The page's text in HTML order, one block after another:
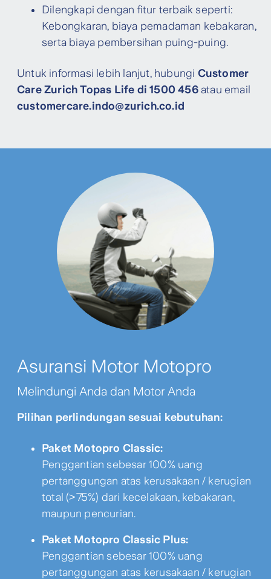
Dilengkapi dengan fitur terbaik seperti:
Kebongkaran, biaya pemadaman kebakaran,
serta biaya pembersihan puing-puing.
Untuk informasi lebih lanjut, hubungi Customer
Care Zurich Topas Life di 1500 456atau email
customercare.indo@zurich.co.id
Asuransi Motor Motopro
Melindungi Anda dan Motor Anda
Pilihan perlindungan sesuai kebutuhan:
Paket Motopro Classic:
Penggantian sebesar 100% uang
pertanggungan atas kerusakaan / kerugian
total (>75%) dari kecelakaan, kebakaran,
maupun pencurian.
Paket Motopro Classic Plus:
Penggantian sebesar 100% uang
pertanggungan atas kerusakaan / kerugian